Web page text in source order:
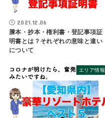
2021.12.06
謄本・抄本・権利書・登記事項証
明書とは？それぞれの意味と違い
について
エリア情報